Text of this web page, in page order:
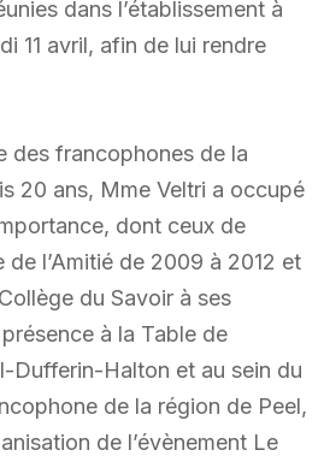
dans l’établissement à
11 avril, afin de lui rendre
des francophones de la
20 ans, Mme Veltri a occupé
dont ceux de
l’Amitié de 2009 à 2012 et
du Savoir à ses
à la Table de
Dufferin-Halton et au sein du
de la région de Peel,
de l’évènement Le